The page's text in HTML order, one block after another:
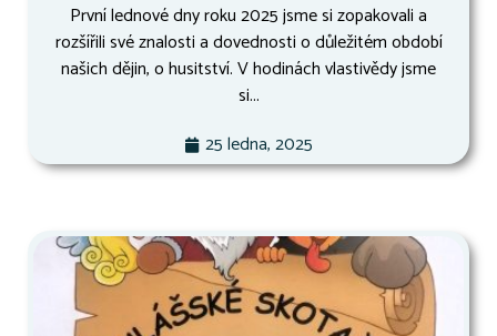
První lednové dny roku 2025 jsme si zopakovali a
rozšířili své znalosti a dovednosti o důležitém období
našich dějin, o husitství. V hodinách vlastivědy jsme
si...
25 ledna, 2025